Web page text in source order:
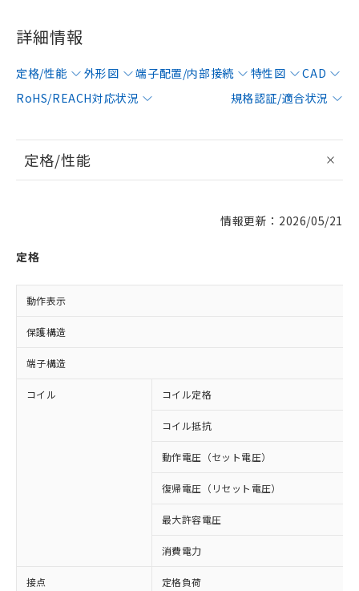
詳細情報
定格/性能 外形図 端子配置/内部接続 特性図
CAD
RoHS/REACH対応状況
規格認証/適合状況
定格/性能
情報更新：2026/05/21
定格
動作表示
保護構造
端子構造
コイル コイル定格
コイル抵抗
動作電圧（セット電圧）
復帰電圧（リセット電圧）
最大許容電圧
消費電力
接点 定格負荷